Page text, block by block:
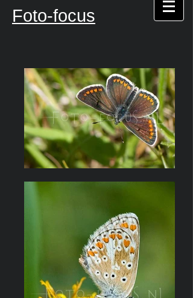
Foto-focus